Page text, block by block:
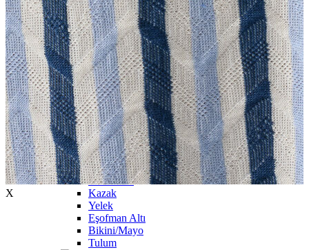
Giyim
Giyim
Jean Pantolon
Pantolon
Gömlek
T-shirt
Polo T-shirt
Bluz
Etek
Elbise
Şort
Kapri
Atlet
Top
Sweatshirt
Kazak
Yelek
Eşofman Altı
Bikini/Mayo
Tulum
X